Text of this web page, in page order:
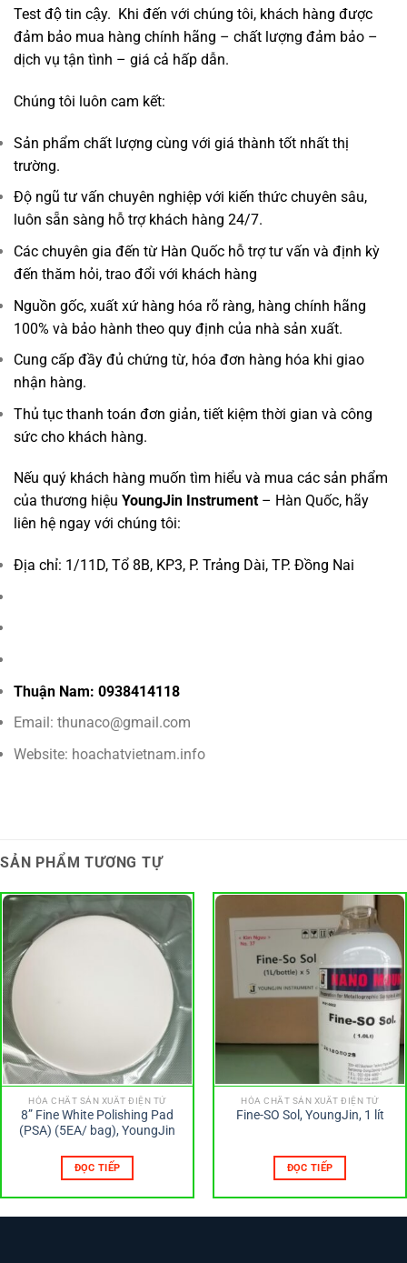
Test độ tin cậy. Khi đến với chúng tôi, khách hàng được
đảm bảo mua hàng chính hãng – chất lượng đảm bảo –
dịch vụ tận tình – giá cả hấp dẫn.
Chúng tôi luôn cam kết:
Sản phẩm chất lượng cùng với giá thành tốt nhất thị
trường.
Độ ngũ tư vấn chuyên nghiệp với kiến thức chuyên sâu,
luôn sẵn sàng hỗ trợ khách hàng 24/7.
Các chuyên gia đến từ Hàn Quốc hỗ trợ tư vấn và định kỳ
đến thăm hỏi, trao đổi với khách hàng
Nguồn gốc, xuất xứ hàng hóa rõ ràng, hàng chính hãng
100% và bảo hành theo quy định của nhà sản xuất.
Cung cấp đầy đủ chứng từ, hóa đơn hàng hóa khi giao
nhận hàng.
Thủ tục thanh toán đơn giản, tiết kiệm thời gian và công
sức cho khách hàng.
Nếu quý khách hàng muốn tìm hiểu và mua các sản phẩm
của thương hiệu YoungJin Instrument – Hàn Quốc, hãy
liên hệ ngay với chúng tôi:
Địa chỉ: 1/11D, Tổ 8B, KP3, P. Trảng Dài, TP. Đồng Nai
Thuận Nam: 0938414118
Email: thunaco@gmail.com
Website: hoachatvietnam.info
SẢN PHẨM TƯƠNG TỰ
HÓA CHẤT SẢN XUẤT ĐIỆN TỬ
8” Fine White Polishing Pad
(PSA) (5EA/ bag), YoungJin
ĐỌC TIẾP
HÓA CHẤT SẢN XUẤT ĐIỆN TỬ
Fine-SO Sol, YoungJin, 1 lít
ĐỌC TIẾP